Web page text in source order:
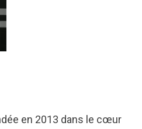
en 2013 dans le cœur